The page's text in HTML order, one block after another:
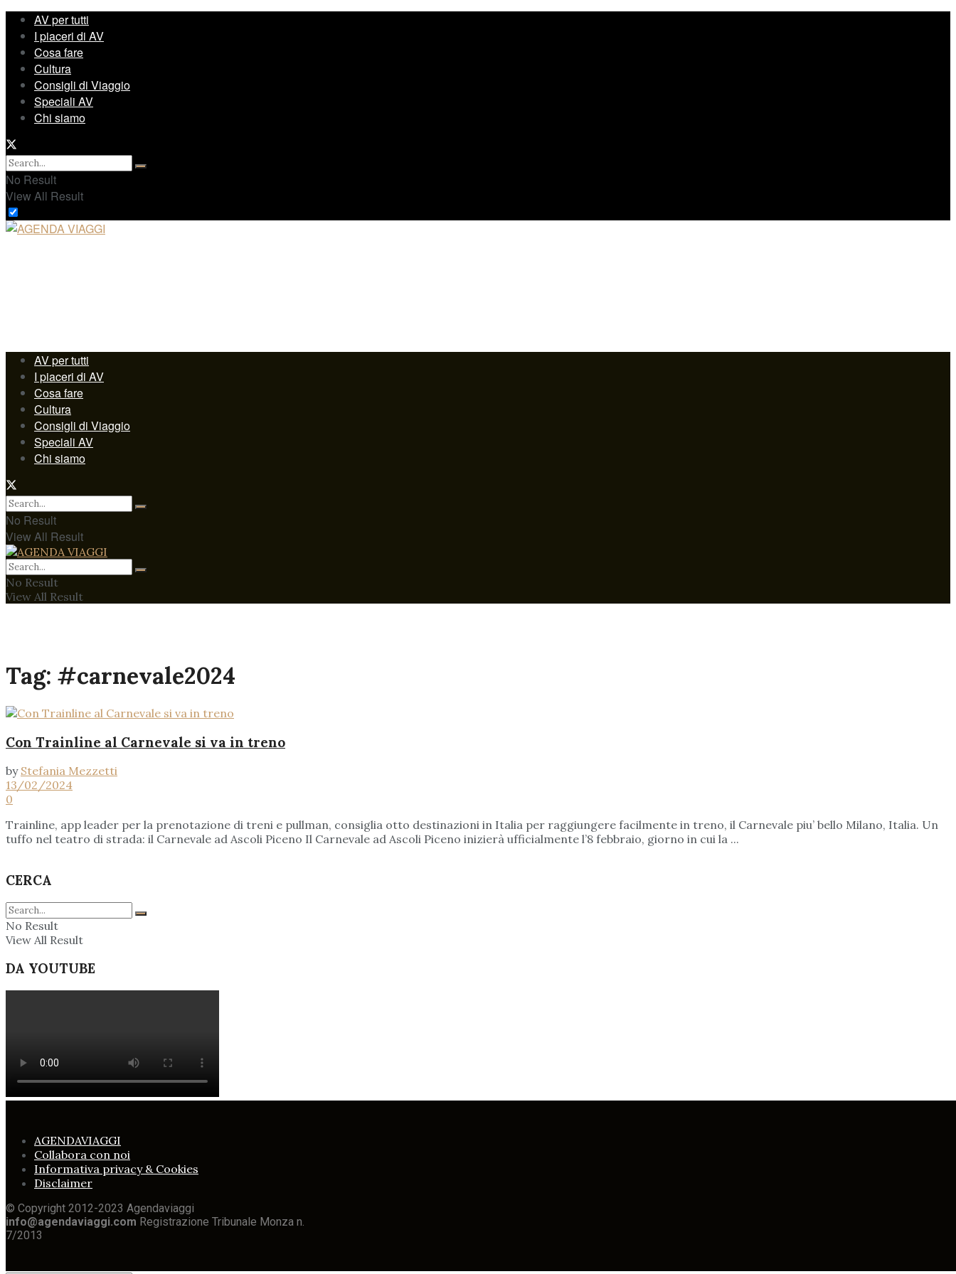
AV per tutti
I piaceri di AV
Cosa fare
Cultura
Consigli di Viaggio
Speciali AV
Chi siamo
No Result
View All Result
AV per tutti
I piaceri di AV
Cosa fare
Cultura
Consigli di Viaggio
Speciali AV
Chi siamo
No Result
View All Result
No Result
View All Result
Tag: #carnevale2024
Con Trainline al Carnevale si va in treno
by Stefania Mezzetti
13/02/2024
0
Trainline, app leader per la prenotazione di treni e pullman, consiglia otto destinazioni in Italia per raggiungere facilmente in treno, il Carnevale piu’ bello Milano, Italia. Un
tuffo nel teatro di strada: il Carnevale ad Ascoli Piceno Il Carnevale ad Ascoli Piceno inizierà ufficialmente l’8 febbraio, giorno in cui la ...
CERCA
No Result
View All Result
DA YOUTUBE
AGENDAVIAGGI
Collabora con noi
Informativa privacy & Cookies
Disclaimer
© Copyright 2012-2023 Agendaviaggi
info@agendaviaggi.com Registrazione Tribunale Monza n.
7/2013